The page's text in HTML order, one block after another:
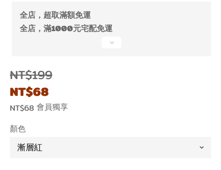
全店，超取滿額免運
全店，滿1000元宅配免運
NT$199
NT$68
NT$68 會員獨享
顏色